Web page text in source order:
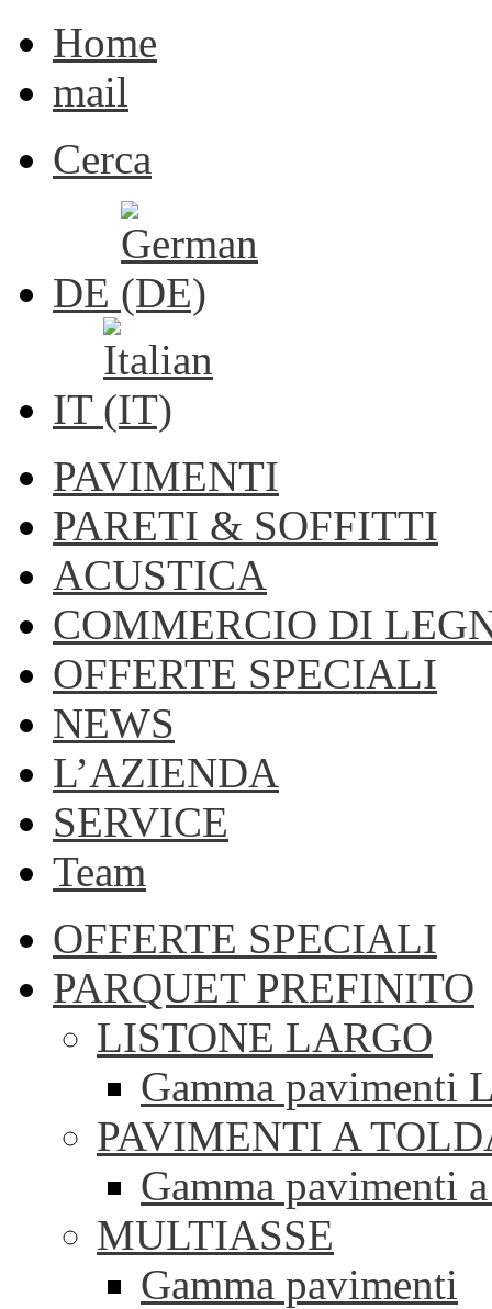
Home
mail
Cerca
DE
IT
PAVIMENTI
PARETI & SOFFITTI
ACUSTICA
COMMERCIO DI
OFFERTE SPECIALI
NEWS
L’AZIENDA
SERVICE
Team
OFFERTE SPECIALI
PARQUET PREFINITO
LISTONE LARGO
Gamma pavimenti
PAVIMENTI A
Gamma pavimenti
MULTIASSE
Gamma pavimenti